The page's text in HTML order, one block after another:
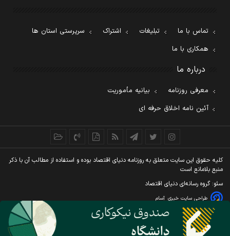
تماس با ما تبلیغات اشتراک
سرپرستی استان ها
همکاری با ما
درباره ما
معرفی روزنامه
بیانیه مأموریت
آئین نامه اخلاق حرفه ای
کليه حقوق اين سايت متعلق به روزنامه دنيای اقتصاد بوده و استفاده از مطالب آن با ذکر
منبع بلامانع است
سئو: گروه رسانه‌ای دنیای اقتصاد
طراحی سایت خبری آسام